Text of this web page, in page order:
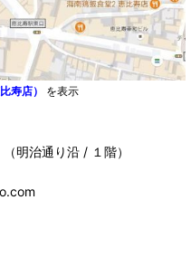
寿店） を表示
明治通り沿 / １階）